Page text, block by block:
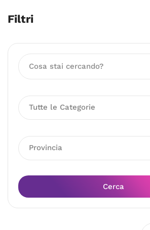
Filtri
Tutte le Categorie
Provincia
Cerca